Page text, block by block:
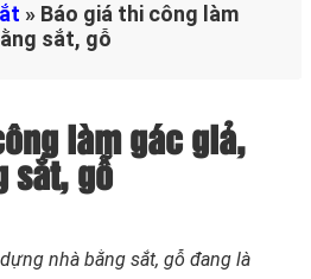
» Báo giá thi công làm
sắt, gỗ
làm gác giả,
sắt, gỗ
nhà bằng sắt, gỗ đang là